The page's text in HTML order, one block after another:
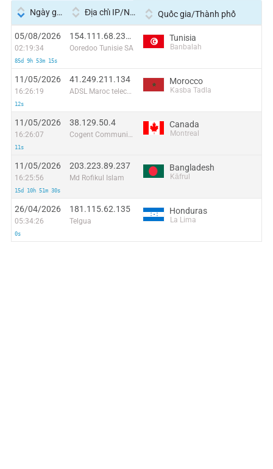
Ngày giờ Địa chỉ IP/Nhà cung cấp dịch vụ Quốc gia/Thành phố
05/08/2026
02:19:34
85d 9h 53m 15s
154.111.68.238:40350
Ooredoo Tunisie SA
Tunisia
Banbalah
11/05/2026
16:26:19
12s
41.249.211.134
ADSL Maroc telecom
Morocco
Kasba Tadla
11/05/2026
16:26:07
11s
38.129.50.4
Cogent Communications
Canada
Montreal
11/05/2026
16:25:56
15d 10h 51m 30s
203.223.89.237
Md Rofikul Islam
Bangladesh
Kāfrul
26/04/2026
05:34:26
0s
181.115.62.135
Telgua
Honduras
La Lima